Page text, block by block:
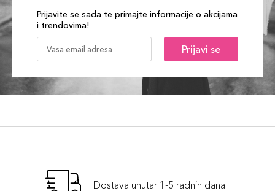
Prijavite se sada te primajte informacije o akcijama
i trendovima!
Prijavi se
Dostava unutar 1-5 radnih dana